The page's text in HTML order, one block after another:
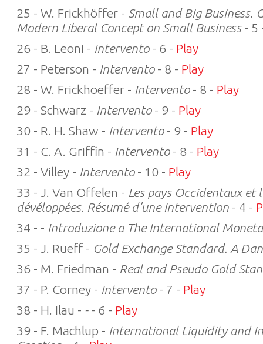
25 - W. Frickhöffer - Small and Big Business.
Modern Liberal Concept on Small Business- 5
26 - B. Leoni - Intervento- 6 - Play
27 - Peterson - Intervento- 8 - Play
28 - W. Frickhoeffer - Intervento- 8 - Play
29 - Schwarz - Intervento- 9 - Play
30 - R. H. Shaw - Intervento- 9 - Play
31 - C. A. Griffin - Intervento- 8 - Play
32 - Villey - Intervento- 10 - Play
33 - J. Van Offelen - Les pays Occidentaux et
dévéloppées. Résumé d’une Intervention - 4 -
34 - - Introduzione a The International
35 - J. Rueff - Gold Exchange Standard. A
36 - M. Friedman - Real and Pseudo Gold
37 - P. Corney - Intervento- 7 - Play
38 - H. Ilau - -- 6 - Play
39 - F. Machlup - International Liquidity and